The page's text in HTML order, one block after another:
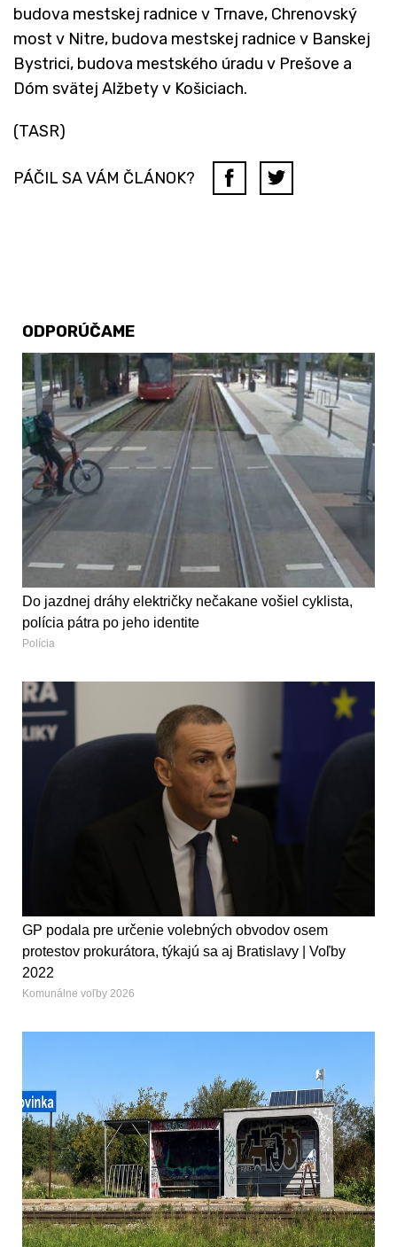
budova mestskej radnice v Trnave, Chrenovský
most v Nitre, budova mestskej radnice v Banskej
Bystrici, budova mestského úradu v Prešove a
Dóm svätej Alžbety v Košiciach.
(TASR)
PÁČIL SA VÁM ČLÁNOK?
ODPORÚČAME
Do jazdnej dráhy električky nečakane vošiel cyklista,
polícia pátra po jeho identite
Polícia
GP podala pre určenie volebných obvodov osem
protestov prokurátora, týkajú sa aj Bratislavy | Voľby
2022
Komunálne voľby 2026